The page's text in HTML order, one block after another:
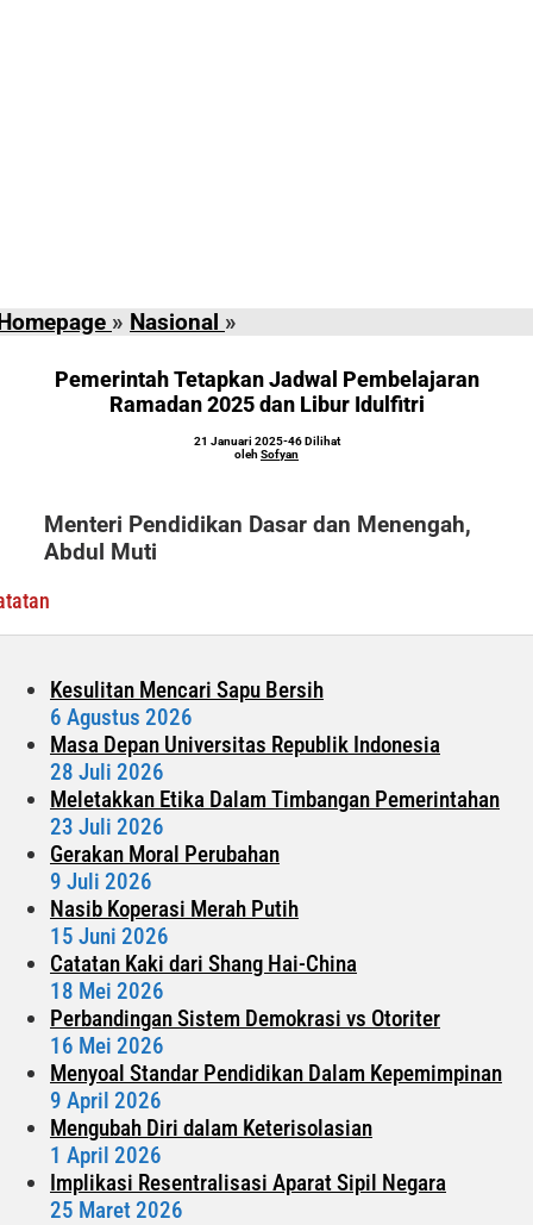
» Nasional »
Jadwal
Pembelajaran
Ramadan
2025
Libur
Idulfitri
Pemerintah Tetapkan Jadwal Pembelajaran
Ramadan 2025 dan Libur Idulfitri
21 Januari 2025oleh
Sofyan
-46 Dilihat
oleh Sofyan
Menteri Pendidikan Dasar dan Menengah,
Abdul Muti
Kesulitan Mencari Sapu Bersih
6 Agustus 2026
Masa Depan Universitas Republik Indonesia
28 Juli 2026
Meletakkan Etika Dalam Timbangan Pemerintahan
23 Juli 2026
Gerakan Moral Perubahan
9 Juli 2026
Nasib Koperasi Merah Putih
15 Juni 2026
Catatan Kaki dari Shang Hai-China
18 Mei 2026
Perbandingan Sistem Demokrasi vs Otoriter
16 Mei 2026
Menyoal Standar Pendidikan Dalam Kepemimpinan
9 April 2026
Mengubah Diri dalam Keterisolasian
1 April 2026
Implikasi Resentralisasi Aparat Sipil Negara
25 Maret 2026